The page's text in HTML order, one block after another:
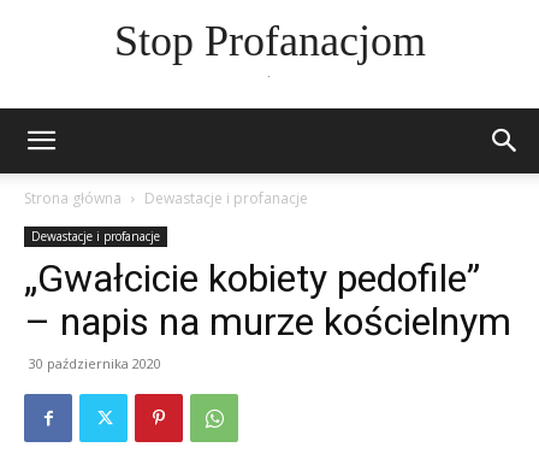
Stop Profanacjom
Strona główna Dewastacje i profanacje
Dewastacje i profanacje
„Gwałcicie kobiety pedofile”
– napis na murze kościelnym
30 października 2020